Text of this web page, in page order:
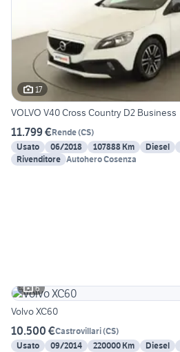
17
VOLVO V40 Cross Country D2 Business
11.799 €Rende(CS)
Usato
06/2018 107888 Km Diesel
Rivenditore Autohero Cosenza
6
Volvo XC60
10.500 €Castrovillari(CS)
Usato
09/2014 220000 Km Diesel